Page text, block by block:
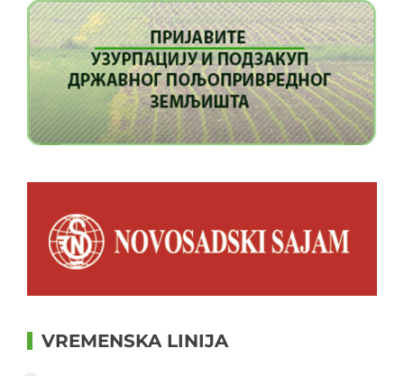
VREMENSKA LINIJA